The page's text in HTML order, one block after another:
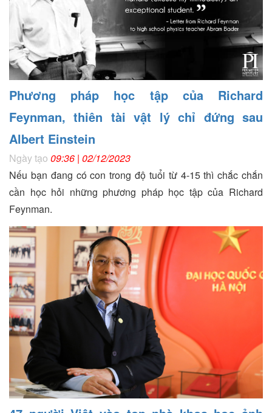
Phương pháp học tập của Richard
Feynman, thiên tài vật lý chỉ đứng sau
Albert Einstein
Ngày tạo 09:36 | 02/12/2023
Nếu bạn đang có con trong độ tuổi từ 4-15 thì chắc chắn
cần học hỏi những phương pháp học tập của Richard
Feynman.